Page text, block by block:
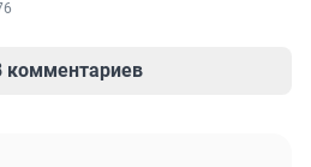
комментариев